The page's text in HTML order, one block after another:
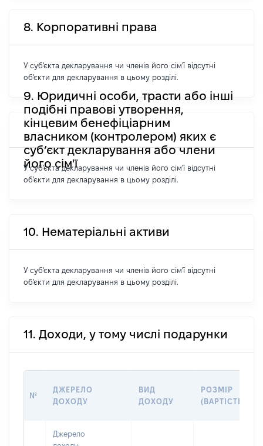
8. Корпоративні права
У суб'єкта декларування чи членів його сім'ї відсутні
об'єкти для декларування в цьому розділі.
9. Юридичні особи, трасти або інші
подібні правові утворення,
кінцевим бенефіціарним
власником (контролером) яких є
суб’єкт декларування або члени
його сім'ї
У суб'єкта декларування чи членів його сім'ї відсутні
об'єкти для декларування в цьому розділі.
10. Нематеріальні активи
У суб'єкта декларування чи членів його сім'ї відсутні
об'єкти для декларування в цьому розділі.
11. Доходи, у тому числі подарунки
№
ДЖЕРЕЛО
ДОХОДУ
ВИД
ДОХОДУ
РОЗМІР
(ВАРТІСТЬ)
Джерело